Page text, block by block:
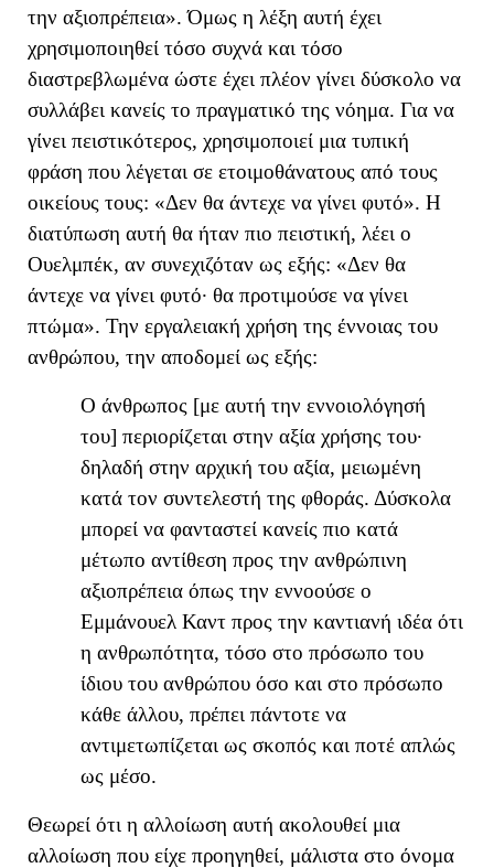
την αξιοπρέπεια». Όμως η λέξη αυτή έχει
χρησιμοποιηθεί τόσο συχνά και τόσο
διαστρεβλωμένα ώστε έχει πλέον γίνει δύσκολο να
συλλάβει κανείς το πραγματικό της νόημα. Για να
γίνει πειστικότερος, χρησιμοποιεί μια τυπική
φράση που λέγεται σε ετοιμοθάνατους από τους
οικείους τους: «Δεν θα άντεχε να γίνει φυτό». Η
διατύπωση αυτή θα ήταν πιο πειστική, λέει ο
Ουελμπέκ, αν συνεχιζόταν ως εξής: «Δεν θα
άντεχε να γίνει φυτό· θα προτιμούσε να γίνει
πτώμα». Την εργαλειακή χρήση της έννοιας του
ανθρώπου, την αποδομεί ως εξής:
Ο άνθρωπος [με αυτή την εννοιολόγησή
του] περιορίζεται στην αξία χρήσης του·
δηλαδή στην αρχική του αξία, μειωμένη
κατά τον συντελεστή της φθοράς. Δύσκολα
μπορεί να φανταστεί κανείς πιο κατά
μέτωπο αντίθεση προς την ανθρώπινη
αξιοπρέπεια όπως την εννοούσε ο
Εμμάνουελ Καντ προς την καντιανή ιδέα ότι
η ανθρωπότητα, τόσο στο πρόσωπο του
ίδιου του ανθρώπου όσο και στο πρόσωπο
κάθε άλλου, πρέπει πάντοτε να
αντιμετωπίζεται ως σκοπός και ποτέ απλώς
ως μέσο.
Θεωρεί ότι η αλλοίωση αυτή ακολουθεί μια
αλλοίωση που είχε προηγηθεί, μάλιστα στο όνομα